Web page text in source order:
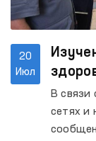
20
Июл
В связи
сетях и